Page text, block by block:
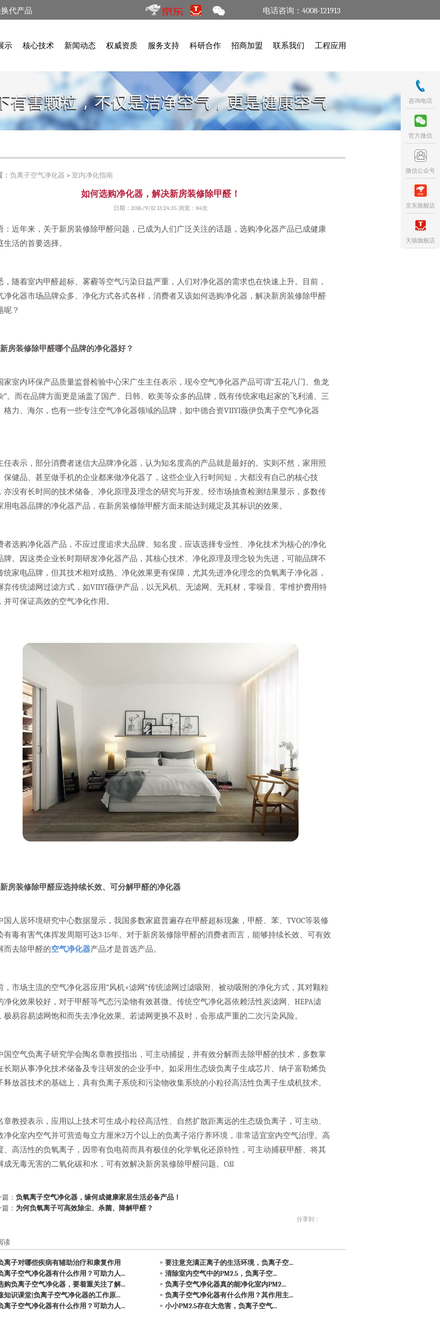
代产品 电话咨询：4008-121913
示 核心技术 新闻动态 权威资质 服务支持 科研合作 招商加盟 联系我们 工程应用
负离子空气净化器 > 室内净化指南
如何选购净化器，解决新房装修除甲醛！
日期：2016/9/12 13:24:35 浏览： 84次
：近年来，关于新房装修除甲醛问题，已成为人们广泛关注的话题，选购净化器产品已成健康
生活的首要选择。
，随着室内甲醛超标、雾霾等空气污染日益严重，人们对净化器的需求也在快速上升。目前，
净化器市场品牌众多、净化方式各式各样，消费者又该如何选购净化器，解决新房装修除甲醛
呢？
装修除甲醛哪个品牌的净化器好？
家室内环保产品质量监督检验中心宋广生主任表示，现今空气净化器产品可谓“五花八门、鱼龙
”。而在品牌方面更是涵盖了国产、日韩、欧美等众多的品牌，既有传统家电起家的飞利浦、三
格力、海尔，也有一些专注空气净化器领域的品牌，如中德合资VIIYI薇伊负离子空气净化器
任表示，部分消费者迷信大品牌净化器，认为知名度高的产品就是最好的。实则不然，家用照
保健品、甚至做手机的企业都来做净化器了，这些企业入行时间短，大都没有自己的核心技
亦没有长时间的技术储备、净化原理及理念的研究与开发。经市场抽查检测结果显示，多数传
用电器品牌的净化器产品，在新房装修除甲醛方面未能达到规定及其标识的效果。
者选购净化器产品，不应过度追求大品牌、知名度，应该选择专业性、净化技术为核心的净化
牌。因这类企业长时期研发净化器产品，其核心技术、净化原理及理念较为先进，可能品牌不
统家电品牌，但其技术相对成熟、净化效果更有保障，尤其先进净化理念的负氧离子净化器，
弃传统滤网过滤方式，如VIIYI薇伊产品，以无风机、无滤网、无耗材，零噪音、零维护费用特
并可保证高效的空气净化作用。
装修除甲醛应选持续长效、可分解甲醛的净化器
国人居环境研究中心数据显示，我国多数家庭普遍存在甲醛超标现象，甲醛、苯、TVOC等装修
有毒有害气体挥发周期可达3-15年。对于新房装修除甲醛的消费者而言，能够持续长效、可有效
而去除甲醛的空气净化器产品才是首选产品。
，市场主流的空气净化器应用“风机+滤网”传统滤网过滤吸附、被动吸附的净化方式，其对颗粒
净化效果较好，对于甲醛等气态污染物有效甚微。传统空气净化器依赖活性炭滤网、HEPA滤
极易容易滤网饱和而失去净化效果。若滤网更换不及时，会形成严重的二次污染风险。
国空气负离子研究学会陶名章教授指出，可主动捕捉，并有效分解而去除甲醛的技术，多数掌
长期从事净化技术储备及专注研发的企业手中。如采用生态级负离子生成芯片、纳子富勒烯负
释放器技术的基础上，具有负离子系统和污染物收集系统的小粒径高活性负离子生成机技术。
章教授表示，应用以上技术可生成小粒径高活性、自然扩散距离远的生态级负离子，可主动、
净化室内空气并可营造每立方厘米2万个以上的负离子浴疗养环境，非常适宜室内空气治理。高
、高活性的负氧离子，因带有负电荷而具有极佳的化学氧化还原特性，可主动捕获甲醛、将其
成无毒无害的二氧化碳和水，可有效解决新房装修除甲醛问题。Cdl
： 负氧离子空气净化器，缘何成健康家居生活必备产品！
： 为何负氧离子可高效除尘、杀菌、降解甲醛？
分享到：
读
离子对哪些疾病有辅助治疗和康复作用
要注意充满正离子的生活环境，负离子空...
离子空气净化器有什么作用？可助力人...
清除室内空气中的PM2.5，负离子空...
购负离子空气净化器，要着重关注了解...
负离子空气净化器真的能净化室内PM2...
知识课堂|负离子空气净化器的工作原...
负离子空气净化器有什么作用？其作用主...
离子空气净化器有什么作用？可助力人...
小小PM2.5存在大危害，负离子空气...
咨询电话
官方微信
微信公众号
京东旗舰店
天猫旗舰店